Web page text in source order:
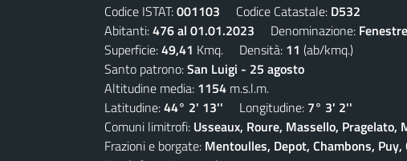
Codice ISTAT:001103 Codice Catastale: D532
Abitanti:476 al 01.01.2023 Denominazione:
Superficie:49,41 Kmq. Densità: 11 (ab/kmq.)
Santo patrono:San Luigi - 25 agosto
Altitudine media: 1154 m.s.l.m.
Latitudine:44° 2' 13'' Longitudine: 7° 3' 2''
Comuni limitrofi: Usseaux, Roure, Massello, Pragelato,
Frazioni e borgate: Mentoulles, Depot, Chambons, Puy,